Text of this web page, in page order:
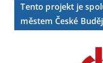
Tento projekt je
městem České